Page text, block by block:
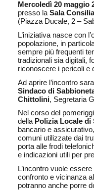
Mercoledì 20 maggio
presso laSala
(Piazza Ducale, 2 –
L’iniziativa nasce con
popolazione, in
sempre più frequenti
tradizionali sia digitali,
riconoscere i pericoli e
Ad aprire l’incontro
Sindaco di
Chittolini, Segretaria
Nel corso del
della Polizia Locale di
bancario e
comuni utilizzate dai
porta alle frodi
e indicazioni utili per
L’incontro vuole
confronto e vicinanza
potranno anche porre